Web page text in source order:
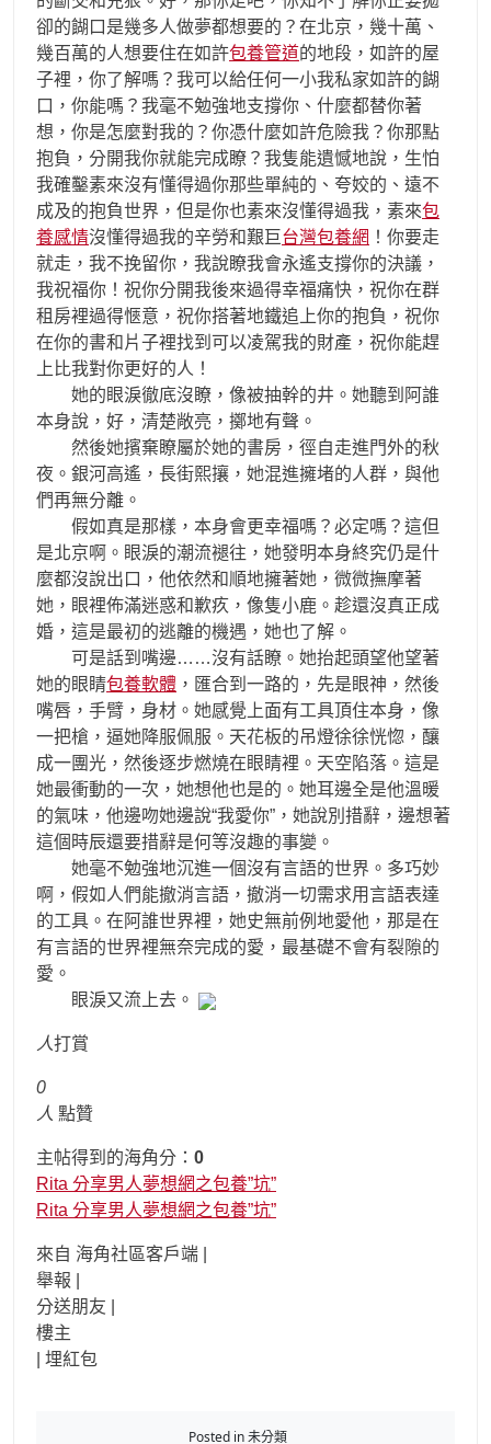
卻的餬口是幾多人做夢都想要的？在北京，幾十萬、
幾百萬的人想要住在如許包養管道的地段，如許的屋
子裡，你了解嗎？我可以給任何一小我私家如許的餬
口，你能嗎？我毫不勉強地支撐你、什麼都替你著
想，你是怎麼對我的？你憑什麼如許危險我？你那點
抱負，分開我你就能完成瞭？我隻能遺憾地說，生怕
我確鑿素來沒有懂得過你那些單純的、夸姣的、遠不
成及的抱負世界，但是你也素來沒懂得過我，素來包
養感情沒懂得過我的辛勞和艱巨台灣包養網 ！你要走
就走，我不挽留你，我說瞭我會永遙支撐你的決議，
我祝福你！祝你分開我後來過得幸福痛快，祝你在群
租房裡過得愜意，祝你搭著地鐵追上你的抱負，祝你
在你的書和片子裡找到可以凌駕我的財產，祝你能趕
上比我對你更好的人！
她的眼淚徹底沒瞭，像被抽幹的井。她聽到阿誰
本身說，好，清楚敞亮，擲地有聲。
然後她擯棄瞭屬於她的書房，徑自走進門外的秋
夜。銀河高遙，長街熙攘，她混進擁堵的人群，與他
們再無分離。
假如真是那樣，本身會更幸福嗎？必定嗎？這但
是北京啊。眼淚的潮流褪往，她發明本身終究仍是什
麼都沒說出口，他依然和順地擁著她，微微撫摩著
她，眼裡佈滿迷惑和歉疚，像隻小鹿。趁還沒真正成
婚，這是最初的逃離的機遇，她也了解。
可是話到嘴邊……沒有話瞭。她抬起頭望他望著
她的眼睛包養軟體 ，匯合到一路的，先是眼神，然後
嘴唇，手臂，身材。她感覺上面有工具頂住本身，像
一把槍，逼她降服佩服。天花板的吊燈徐徐恍惚，釀
成一團光，然後逐步燃燒在眼睛裡。天空陷落。這是
她最衝動的一次，她想他也是的。她耳邊全是他溫暖
的氣味，他邊吻她邊說“我愛你”，她說別措辭，邊想著
這個時辰還要措辭是何等沒趣的事變。
她毫不勉強地沉進一個沒有言語的世界。多巧妙
啊，假如人們能撤消言語，撤消一切需求用言語表達
的工具。在阿誰世界裡，她史無前例地愛他，那是在
有言語的世界裡無奈完成的愛，最基礎不會有裂隙的
愛。
眼淚又流上去。
人打賞
0
人 點贊
主帖得到的海角分： 0
Rita 分享男人夢想網之包養”坑”
Rita 分享男人夢想網之包養”坑”
來自 海角社區客戶端 |
舉報 |
分送朋友 |
樓主
埋紅包
Posted in 未分類